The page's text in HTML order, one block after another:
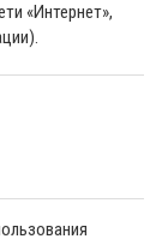
«Интернет»,